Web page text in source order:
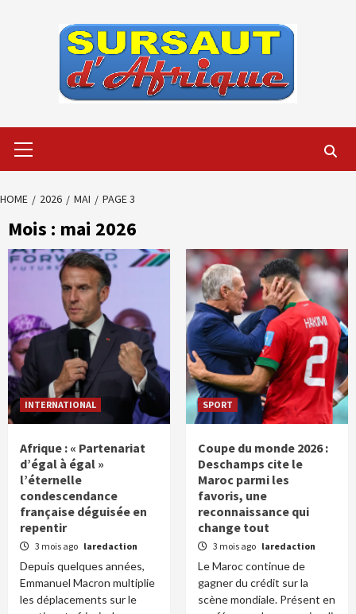
Menu
HOME 2026 MAI PAGE 3
Mois : mai 2026
INTERNATIONAL
Afrique : « Partenariat
d’égal à égal »
l’éternelle
condescendance
française déguisée en
repentir
3 mois ago laredaction
Depuis quelques années,
Emmanuel Macron multiplie
les déplacements sur le
SPORT
Coupe du monde 2026 :
Deschamps cite le
Maroc parmi les
favoris, une
reconnaissance qui
change tout
3 mois ago laredaction
Le Maroc continue de
gagner du crédit sur la
scène mondiale. Présent en